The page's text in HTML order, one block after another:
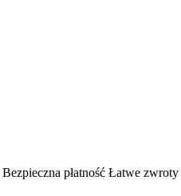
Bezpieczna płatność Łatwe zwroty